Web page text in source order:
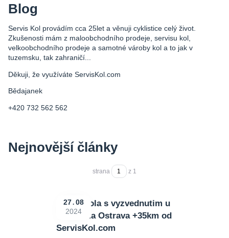
Blog
Servis Kol provádím cca 25let a věnuji cyklistice celý život.
Zkušenosti mám z maloobchodního prodeje, servisu kol,
velkoobchodního prodeje a samotné vároby kol a to jak v
tuzemsku, tak zahraničí...
Děkuji, že využíváte ServisKol.com
Bědajanek
+420 732 562 562
Nejnovější články
strana z 1
Servis kola s vyzvednutim u
Vas doma Ostrava +35km od
ServisKol.com
27 08
2024